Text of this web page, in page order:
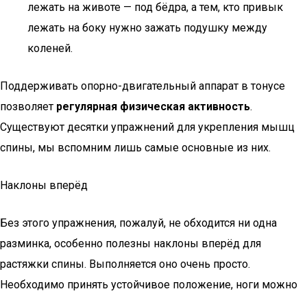
лежать на животе — под бёдра, а тем, кто привык
лежать на боку нужно зажать подушку между
коленей.
Поддерживать опорно-двигательный аппарат в тонусе
позволяет регулярная физическая активность.
Существуют десятки упражнений для укрепления мышц
спины, мы вспомним лишь самые основные из них.
Наклоны вперёд
Без этого упражнения, пожалуй, не обходится ни одна
разминка, особенно полезны наклоны вперёд для
растяжки спины. Выполняется оно очень просто.
Необходимо принять устойчивое положение, ноги можно